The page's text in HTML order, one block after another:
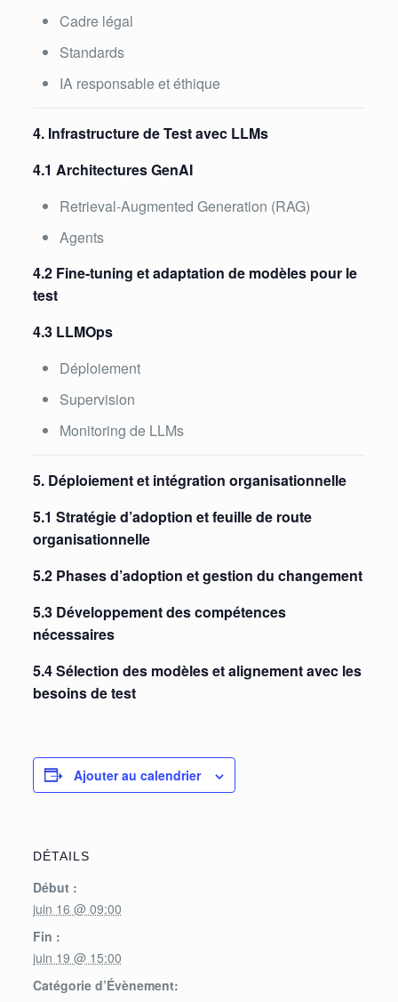
Cadre légal
Standards
IA responsable et éthique
4. Infrastructure de Test avec LLMs
4.1 Architectures GenAI
Retrieval-Augmented Generation (RAG)
Agents
4.2 Fine-tuning et adaptation de modèles pour le
test
4.3 LLMOps
Déploiement
Supervision
Monitoring de LLMs
5. Déploiement et intégration organisationnelle
5.1 Stratégie d’adoption et feuille de route
organisationnelle
5.2 Phases d’adoption et gestion du changement
5.3 Développement des compétences
nécessaires
5.4 Sélection des modèles et alignement avec les
besoins de test
Ajouter au calendrier
DÉTAILS
Début :
juin 16 @ 09:00
Fin :
juin 19 @ 15:00
Catégorie d’Évènement: